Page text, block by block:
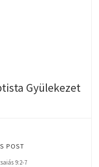
Gyülekezet
POST
9:2-7